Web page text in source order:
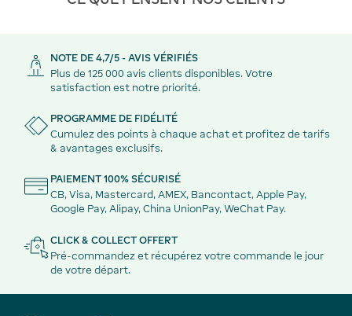
NOTE DE 4,7/5 - AVIS VÉRIFIÉS
Plus de 125 000 avis clients disponibles. Votre
satisfaction est notre priorité.
PROGRAMME DE FIDÉLITÉ
Cumulez des points à chaque achat et profitez de tarifs
& avantages exclusifs.
PAIEMENT 100% SÉCURISÉ
CB, Visa, Mastercard, AMEX, Bancontact, Apple Pay,
Google Pay, Alipay, China UnionPay, WeChat Pay.
CLICK & COLLECT OFFERT
Pré-commandez et récupérez votre commande le jour
de votre départ.